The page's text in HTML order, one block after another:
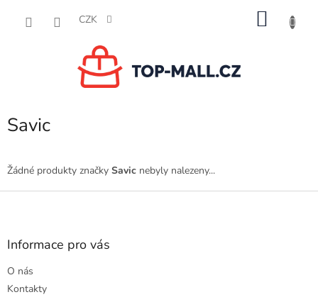
CZK
Savic
Žádné produkty značky Savic nebyly nalezeny...
Z
Informace pro vás
O nás
Kontakty